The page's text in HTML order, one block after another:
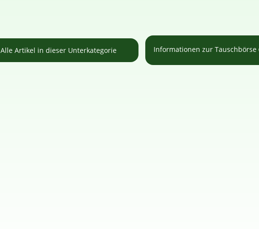
Alle Artikel in dieser Unterkategorie Informationen zur Tauschbörse